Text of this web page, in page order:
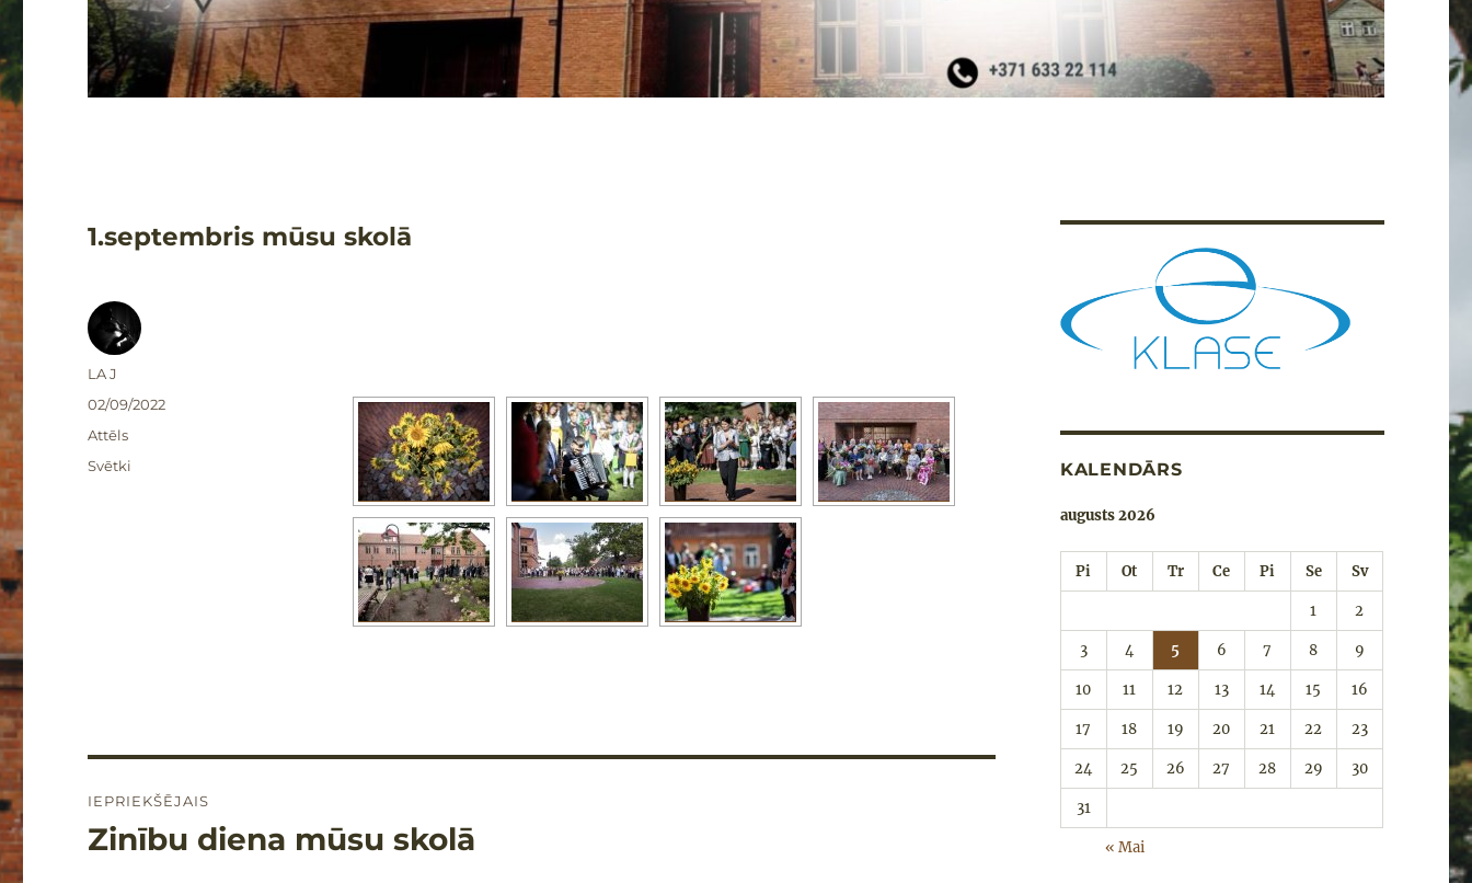
1.septembris mūsu skolā
Autors
LA J
Publicēts
02/09/2022
Formāts
Attēls
Kategorijas
Svētki
izvēlne
IEPRIEKŠĒJAIS
Iepriekšējais
Zinību diena mūsu skolā
KALENDĀRS
augusts 2026
Pi Ot Tr Ce Pi Se Sv
1 2
3 4 5 6 7 8 9
10 11 12 13 14 15 16
17 18 19 20 21 22 23
24 25 26 27 28 29 30
31
« Mai